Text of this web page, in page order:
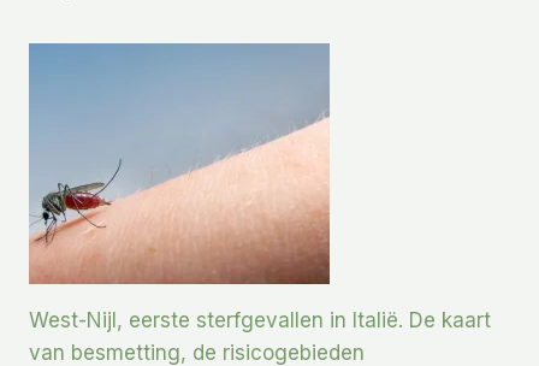
West-Nijl, eerste sterfgevallen in Italië. De kaart
van besmetting, de risicogebieden